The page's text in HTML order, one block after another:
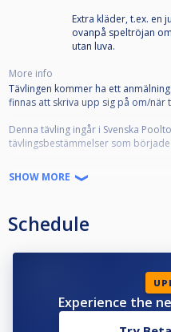
Extra kläder, t.ex. en
ovanpå speltröjan
utan luva.
More info
Tävlingen kommer ha ett
finnas att skriva upp sig på om/när
Denna tävling ingår i Svenska
tävlingsbestämmelser som
SPT-tävlingarna är öppna för alla
Biljardförbundet
IdrottOnline.
Alla anmälda ska representera en
Alla anmälda ska även ha en
SHOW MORE
Schedule
Experience the